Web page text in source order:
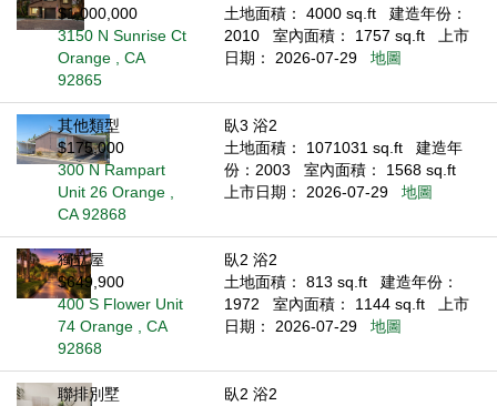
$1,000,000
3150 N Sunrise Ct
Orange , CA
92865
土地面積： 4000 sq.ft
建造年份：
2010
室內面積： 1757 sq.ft
上市
日期： 2026-07-29
地圖
其他類型
$175,000
300 N Rampart
Unit 26 Orange ,
CA 92868
臥3 浴2
土地面積： 1071031 sq.ft
建造年
份：2003
室內面積： 1568 sq.ft
上市日期： 2026-07-29
地圖
獨立屋
$649,900
400 S Flower Unit
74 Orange , CA
92868
臥2 浴2
土地面積： 813 sq.ft
建造年份：
1972
室內面積： 1144 sq.ft
上市
日期： 2026-07-29
地圖
聯排別墅
臥2 浴2